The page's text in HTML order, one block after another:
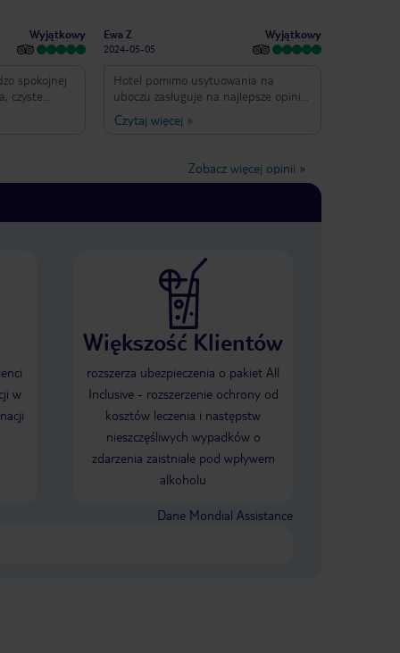
Wyjątkowy
spokojnej
czyste
Jako że
średnia,
na 10/10.
Ewa Z
2024-05-05
Wyjątkowy
Hotel pomimo usytuowania na
uboczu zasługuje na najlepsze opinie
!! Jedzenie smaczne, pokoje
przestronne,czyste. Natomiast
wszystkich przez nas obsług
hotelowych.Bardzo bardzo mili,
Anura - pan z baru - który sprawia że
niezapomniane.człowiek na medal !
Czytaj więcej »
Zobacz więcej opinii »
w
Większość Klientów
rozszerza ubezpieczenia o pakiet All
Inclusive - rozszerzenie ochrony od
kosztów leczenia i następstw
nieszczęśliwych wypadków o
zdarzenia zaistniałe pod wpływem
alkoholu
Dane Mondial Assistance